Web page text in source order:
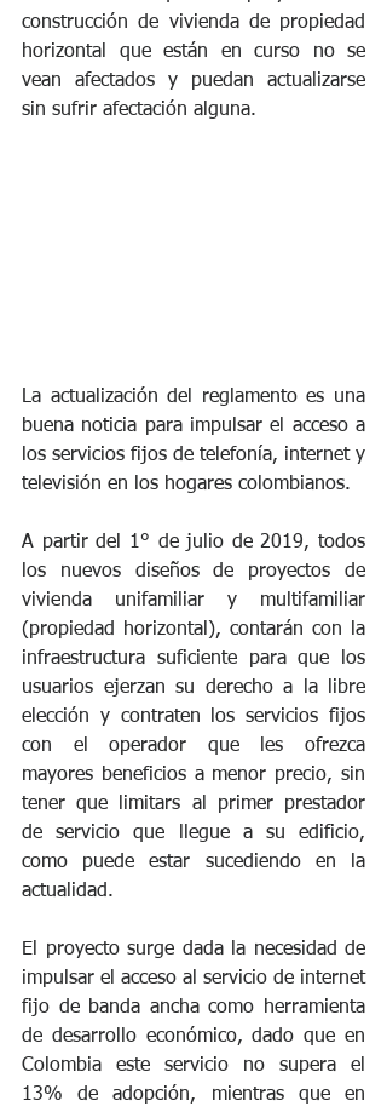
construcción de vivienda de propiedad
horizontal que están en curso no se
vean afectados y puedan actualizarse
sin sufrir afectación alguna.
La actualización del reglamento es una
buena noticia para impulsar el acceso a
los servicios fijos de telefonía, internet y
televisión en los hogares colombianos.
A partir del 1° de julio de 2019, todos
los nuevos diseños de proyectos de
vivienda unifamiliar y multifamiliar
(propiedad horizontal), contarán con la
infraestructura suficiente para que los
usuarios ejerzan su derecho a la libre
elección y contraten los servicios fijos
con el operador que les ofrezca
mayores beneficios a menor precio, sin
tener que limitars al primer prestador
de servicio que llegue a su edificio,
como puede estar sucediendo en la
actualidad.
El proyecto surge dada la necesidad de
impulsar el acceso al servicio de internet
fijo de banda ancha como herramienta
de desarrollo económico, dado que en
Colombia este servicio no supera el
13% de adopción, mientras que en